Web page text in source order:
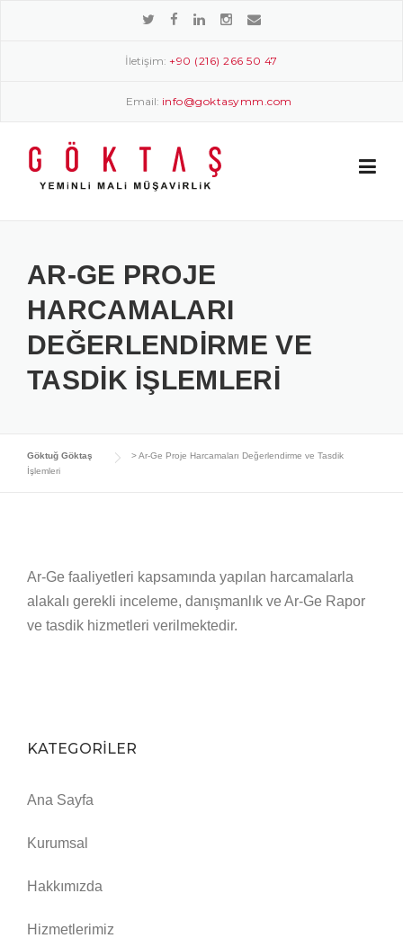
İletişim: +90 (216) 266 50 47
Email: info@goktasymm.com
AR-GE PROJE
HARCAMALARI
DEĞERLENDIRME VE
TASDIK İŞLEMLERI
Göktuğ Göktaş >Ar-Ge Proje Harcamaları Değerlendirme ve Tasdik
İşlemleri
Ar-Ge faaliyetleri kapsamında yapılan harcamalarla
alakalı gerekli inceleme, danışmanlık ve Ar-Ge Rapor
ve tasdik hizmetleri verilmektedir.
KATEGORİLER
Ana Sayfa
Kurumsal
Hakkımızda
Hizmetlerimiz